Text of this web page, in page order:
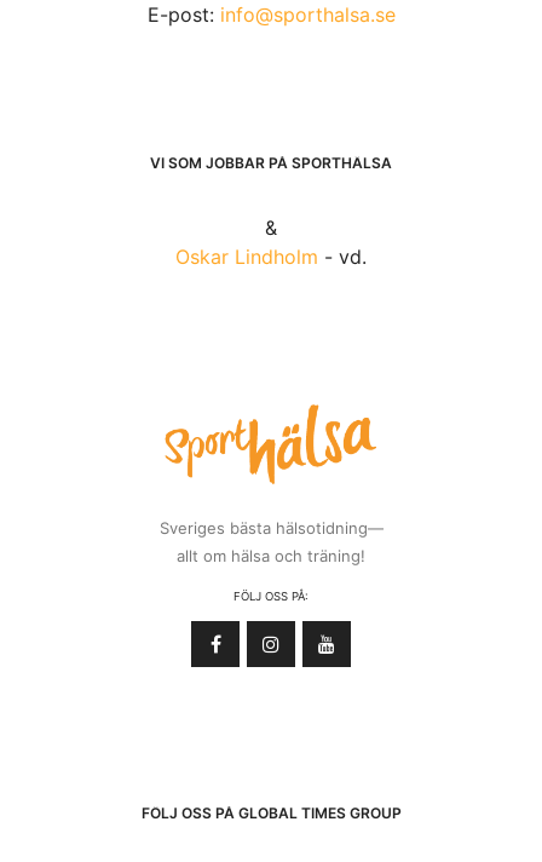
E-post: info@sporthalsa.se
VI SOM JOBBAR PÅ SPORTHÄLSA
&
Oskar Lindholm - vd.
Sveriges bästa hälsotidning—
allt om hälsa och träning!
FÖLJ OSS PÅ:
FÖLJ OSS PÅ GLOBAL TIMES GROUP